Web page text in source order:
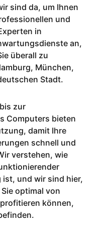
sind da, um Ihnen
und
in
an,
überall zu
München,
Stadt.
zur
Computers bieten
damit Ihre
schnell und
verstehen, wie
und wir sind hier,
optimal von
können,